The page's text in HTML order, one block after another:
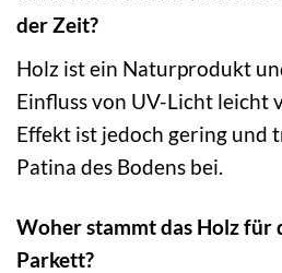
der Zeit?
Holz ist ein Naturprodukt
Einfluss von UV-Licht leicht
Effekt ist jedoch gering und
Patina des Bodens bei.
Woher stammt das Holz für
Parkett?